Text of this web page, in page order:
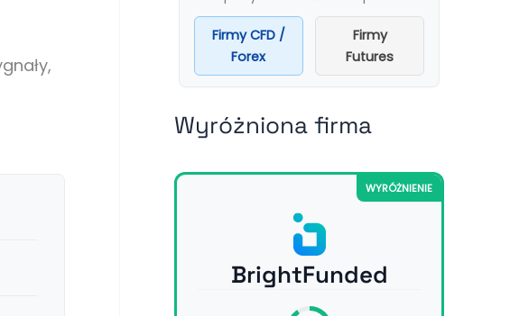
Firmy CFD /
Forex
Firmy
Futures
Wyróżniona firma
WYRÓŻNIENIE
BrightFunded